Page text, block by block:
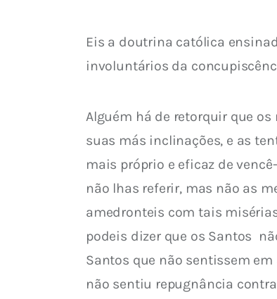
Eis a doutrina católica
involuntários da
Alguém há de retorquir que
suas más inclinações, e as
mais próprio e eficaz de
não lhas referir, mas não as
amedronteis com tais
podeis dizer que os Santos
Santos que não sentissem
não sentiu repugnância